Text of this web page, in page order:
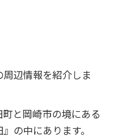
辺情報を紹介しま
と岡崎市の境にある
の中にあります。